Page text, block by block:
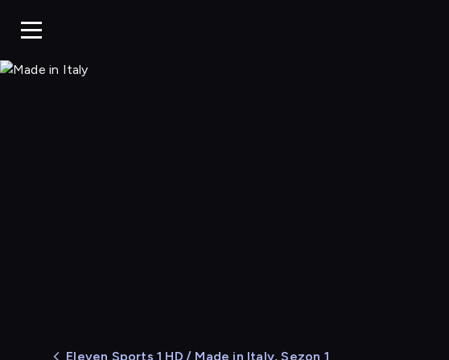
Eleven Sports 1 HD / Made in Italy, Sezon 1